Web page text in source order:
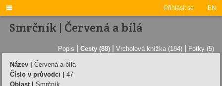
Přihlásit se EN

Smrčník | Červená a bí­lá
Popis Cesty (88) Vrcholová knížka (184) Fotky (5)
Název |
Červená a bí­lá
Číslo v průvodci |
47
Oblast |
Smrčník